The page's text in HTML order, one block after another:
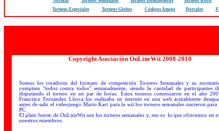
Torneos Especiales
Torneos Globos Códigos Amigo Dorsales
Copyright Asociación OnLineWii 2008-2010
Somos los creadores del formato de competición Torneos Semanales y su
compiten "todos contra todos" semanalmente, siendo la cantidad de participantes
disputando el torneo en un par de horas. Estos torneos comenzaron en el año
Francisco Fernández Llorca los realizaba en internet en una web actualmente
antes de salir el videojuego Mario Kart para la wii los torneos semanales nacieron para
PC.
El plato fuerte de OnLineWii son los torneos semanales y, eso es lo que ofrecemos en
nuestros miembros.